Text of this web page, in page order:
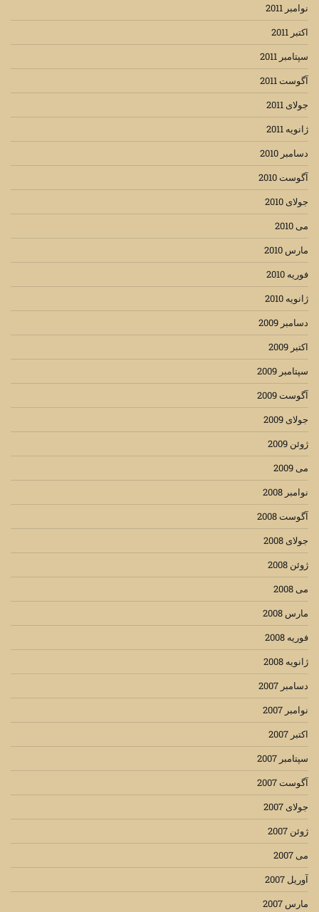
نوامبر 2011
اکتبر 2011
سپتامبر 2011
آگوست 2011
جولای 2011
ژانویه 2011
دسامبر 2010
آگوست 2010
جولای 2010
می 2010
مارس 2010
فوریه 2010
ژانویه 2010
دسامبر 2009
اکتبر 2009
سپتامبر 2009
آگوست 2009
جولای 2009
ژوئن 2009
می 2009
نوامبر 2008
آگوست 2008
جولای 2008
ژوئن 2008
می 2008
مارس 2008
فوریه 2008
ژانویه 2008
دسامبر 2007
نوامبر 2007
اکتبر 2007
سپتامبر 2007
آگوست 2007
جولای 2007
ژوئن 2007
می 2007
آوریل 2007
مارس 2007